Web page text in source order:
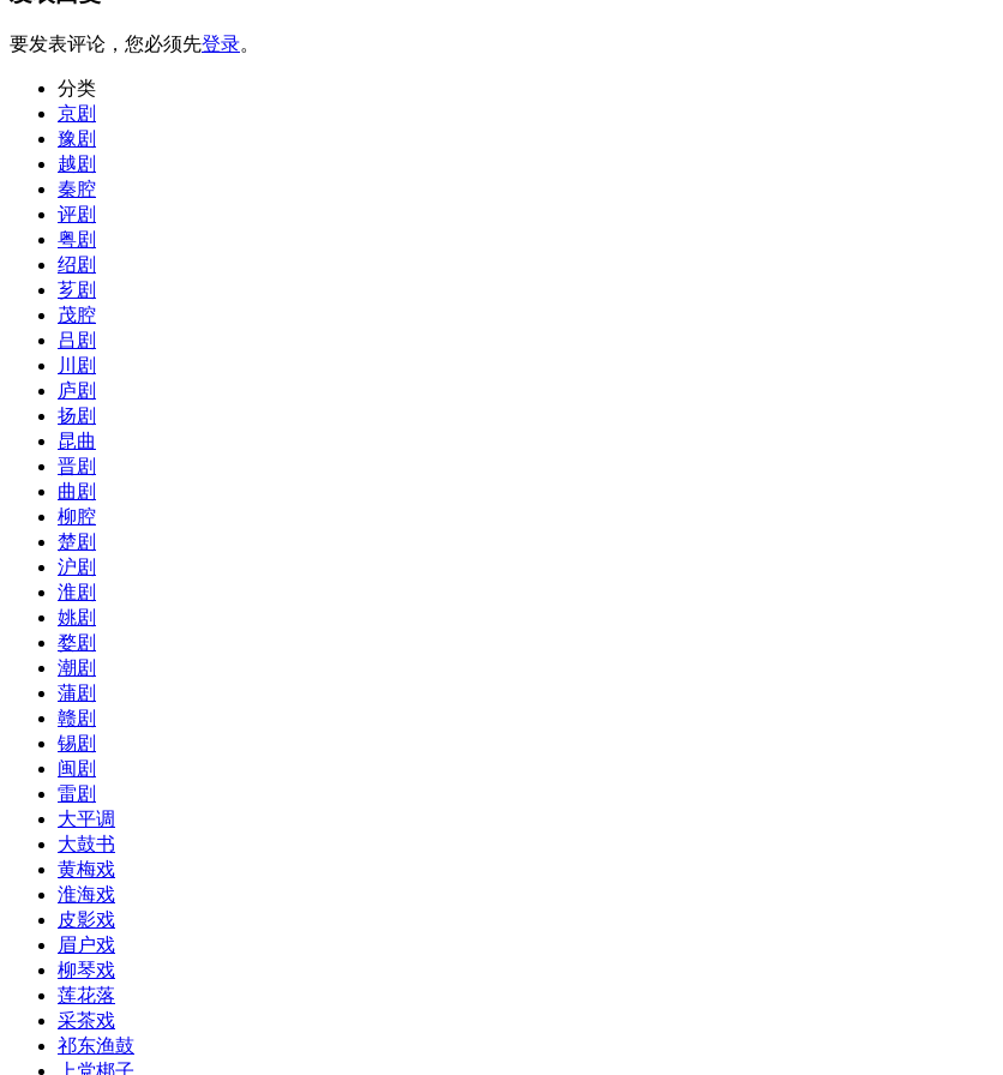
要发表评论，您必须先登录。
分类
京剧
豫剧
越剧
秦腔
评剧
粤剧
绍剧
芗剧
茂腔
吕剧
川剧
庐剧
扬剧
昆曲
晋剧
曲剧
柳腔
楚剧
沪剧
淮剧
姚剧
婺剧
潮剧
蒲剧
赣剧
锡剧
闽剧
雷剧
大平调
大鼓书
黄梅戏
淮海戏
皮影戏
眉户戏
柳琴戏
莲花落
采茶戏
祁东渔鼓
上党梆子